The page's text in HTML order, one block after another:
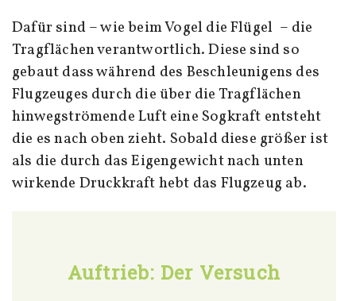
Dafür sind – wie beim Vogel die Flügel – die
Tragflächen verantwortlich. Diese sind so
gebaut dass während des Beschleunigens des
Flugzeuges durch die über die Tragflächen
hinwegströmende Luft eine Sogkraft entsteht
die es nach oben zieht. Sobald diese größer ist
als die durch das Eigengewicht nach unten
wirkende Druckkraft hebt das Flugzeug ab.
Auftrieb: Der Versuch